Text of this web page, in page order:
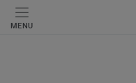
MENU